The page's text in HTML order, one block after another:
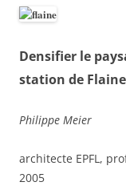
Densifier le
station de Flaine
Philippe Meier
architecte EPFL,
2005